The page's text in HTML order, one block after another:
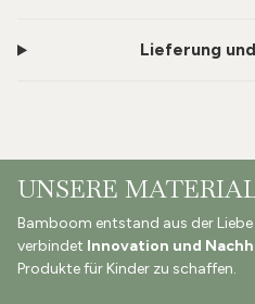
Lieferung
UNSERE
Bamboom entstand aus der
verbindet Innovation und
Produkte für Kinder zu schaffen.